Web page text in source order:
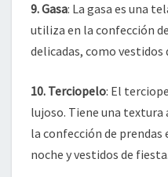
9. Gasa: La gasa es una
utiliza en la confección
delicadas, como vestidos
10. Terciopelo: El
lujoso. Tiene una
la confección de
noche y vestidos de fiesta.